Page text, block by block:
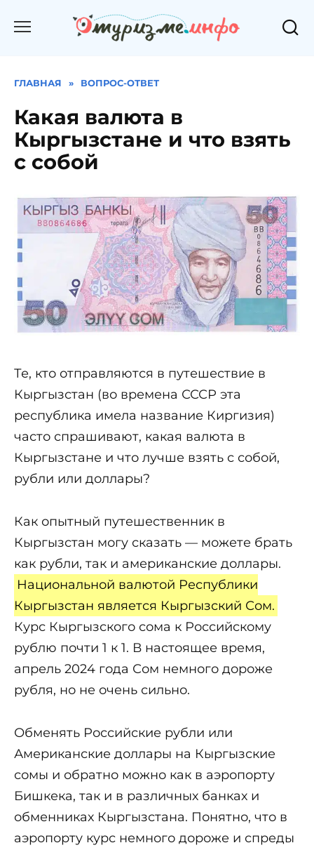
ГЛАВНАЯ » ВОПРОС-ОТВЕТ
Какая валюта в
Кыргызстане и что взять
с собой
Те, кто отправляются в путешествие в
Кыргызстан (во времена СССР эта
республика имела название Киргизия)
часто спрашивают, какая валюта в
Кыргызстане и что лучше взять с собой,
рубли или доллары?
Как опытный путешественник в
Кыргызстан могу сказать — можете брать
как рубли, так и американские доллары.
Национальной валютой Республики
Кыргызстан является Кыргызский Сом.
Курс Кыргызского сома к Российскому
рублю почти 1 к 1. В настоящее время,
апрель 2024 года Сом немного дороже
рубля, но не очень сильно.
Обменять Российские рубли или
Американские доллары на Кыргызские
сомы и обратно можно как в аэропорту
Бишкека, так и в различных банках и
обменниках Кыргызстана. Понятно, что в
аэропорту курс немного дороже и спреды